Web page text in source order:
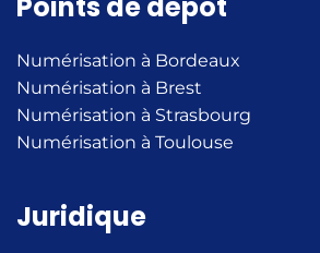
Numérisation à Bordeaux
Numérisation à Brest
Numérisation à Strasbourg
Numérisation à Toulouse
Juridique